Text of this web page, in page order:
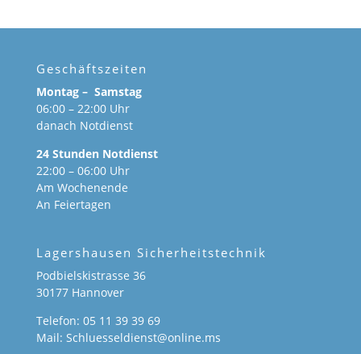
Geschäftszeiten
Montag – Samstag
06:00 – 22:00 Uhr
danach Notdienst
24 Stunden Notdienst
22:00 – 06:00 Uhr
Am Wochenende
An Feiertagen
Lagershausen Sicherheitstechnik
Podbielskistrasse 36
30177 Hannover
Telefon: 05 11 39 39 69
Mail: Schluesseldienst@online.ms